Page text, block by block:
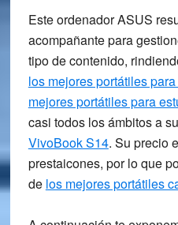
Este ordenador ASUS
acompañante para
tipo de contenido,
los mejores portátiles
mejores portátiles para
casi todos los ámbitos a
VivoBook S14. Su precio
prestaicones, por lo que
de los mejores portátiles